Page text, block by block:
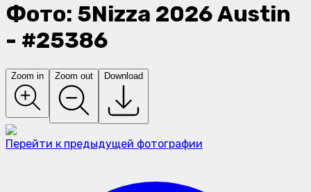
Фото: 5Nizza 2026 Austin
- #25386
Zoom in Zoom out Download
Перейти к предыдущей фотографии